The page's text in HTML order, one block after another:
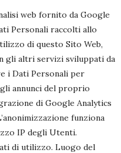
web fornito da Google
Personali raccolti allo
di questo Sito Web,
gli altri servizi sviluppati da
i Dati Personali per
annunci del proprio
di Google Analytics
funziona
IP degli Utenti.
di utilizzo. Luogo del